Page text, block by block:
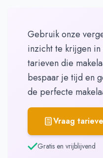
Gebruik onze
inzicht te krijgen
tarieven die
bespaar je tijd en
de perfecte
Vraag
Gratis en vrijblijvend